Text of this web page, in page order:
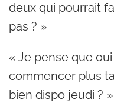
deux qui pourrait
pas ? »
« Je pense que
commencer plus
bien dispo jeudi ? »